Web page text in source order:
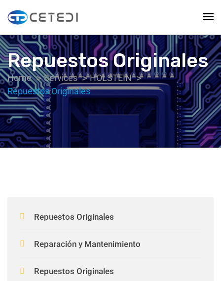
Repuestos Originales
Home Services
HOLSTEIN
Repuestos Originales
Repuestos Originales
Reparación y Mantenimiento
Repuestos Originales